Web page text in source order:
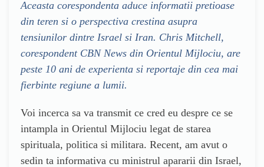
Aceasta corespondenta aduce informatii pretioase
din teren si o perspectiva crestina asupra
tensiunilor dintre Israel si Iran. Chris Mitchell,
corespondent CBN News din Orientul Mijlociu, are
peste 10 ani de experienta si reportaje din cea mai
fierbinte regiune a lumii.
Voi incerca sa va transmit ce cred eu despre ce se
intampla in Orientul Mijlociu legat de starea
spirituala, politica si militara. Recent, am avut o
sedin ta informativa cu ministrul apararii din Israel,